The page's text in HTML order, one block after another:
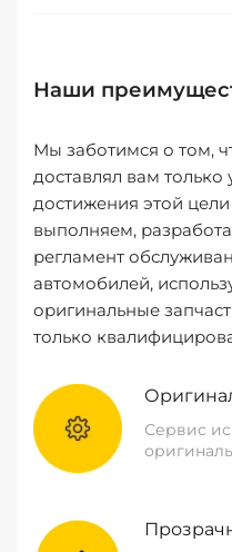
Наши
Мы заботимся о том,
доставлял вам только
достижения этой
выполняем,
регламент
автомобилей,
оригинальные
только
Сервис